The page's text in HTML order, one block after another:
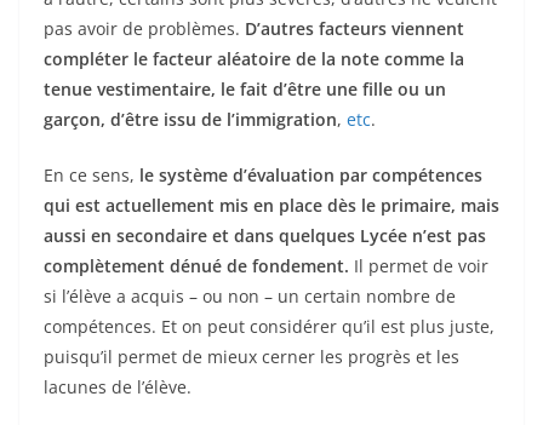
pas avoir de problèmes. D’autres facteurs viennent
compléter le facteur aléatoire de la note comme la
tenue vestimentaire, le fait d’être une fille ou un
garçon, d’être issu de l’immigration, etc.
En ce sens, le système d’évaluation par compétences
qui est actuellement mis en place dès le primaire, mais
aussi en secondaire et dans quelques Lycée n’est pas
complètement dénué de fondement. Il permet de voir
si l’élève a acquis – ou non – un certain nombre de
compétences. Et on peut considérer qu’il est plus juste,
puisqu’il permet de mieux cerner les progrès et les
lacunes de l’élève.